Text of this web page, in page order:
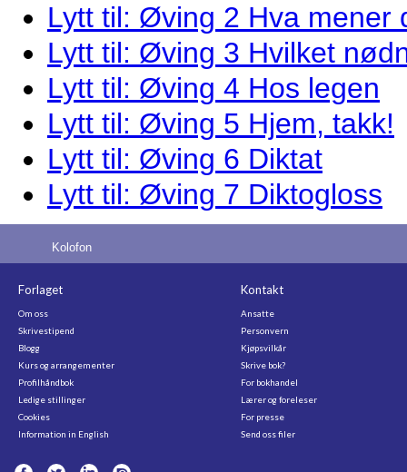
Lytt til: Øving 2 Hva mener
Lytt til: Øving 3 Hvilket
Lytt til: Øving 4 Hos legen
Lytt til: Øving 5 Hjem, takk!
Lytt til: Øving 6 Diktat
Lytt til: Øving 7 Diktogloss
Kolofon
Forlaget
Om oss
Skrivestipend
Blogg
Kurs og arrangementer
Profilhåndbok
Ledige stillinger
Cookies
Information in English
Kontakt
Ansatte
Personvern
Kjøpsvilkår
Skrive bok?
For bokhandel
Lærer og foreleser
For presse
Send oss filer